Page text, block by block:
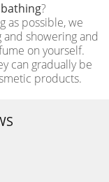
?
as possible, we
showering and
on yourself.
can gradually be
products.